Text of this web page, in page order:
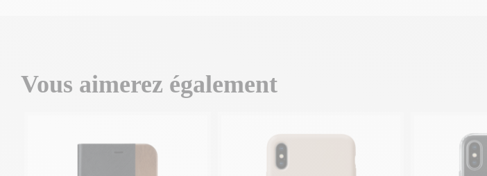
Vous aimerez également